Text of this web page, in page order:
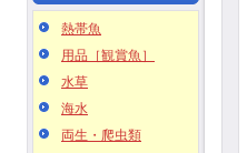
熱帯魚
用品［観賞魚］
水草
海水
両生・爬虫類